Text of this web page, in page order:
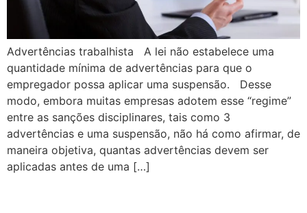
Advertências trabalhista A lei não estabelece uma
quantidade mínima de advertências para que o
empregador possa aplicar uma suspensão. Desse
modo, embora muitas empresas adotem esse “regime”
entre as sanções disciplinares, tais como 3
advertências e uma suspensão, não há como afirmar, de
maneira objetiva, quantas advertências devem ser
aplicadas antes de uma […]